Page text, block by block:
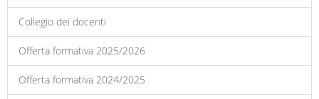
Collegio dei docenti
Offerta formativa 2025/2026
Offerta formativa 2024/2025